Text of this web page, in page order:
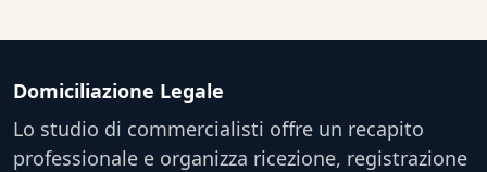
Domiciliazione Legale
Lo studio di commercialisti offre un recapito
professionale e organizza ricezione, registrazione